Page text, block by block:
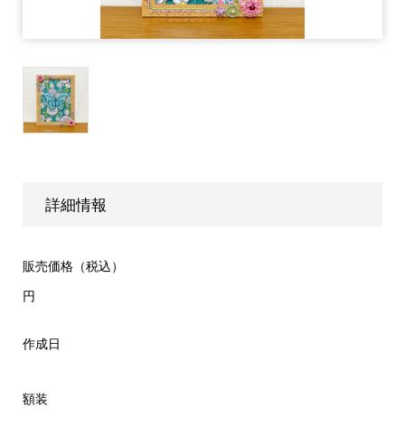
詳細情報
販売価格（税込）
円
作成日
額装